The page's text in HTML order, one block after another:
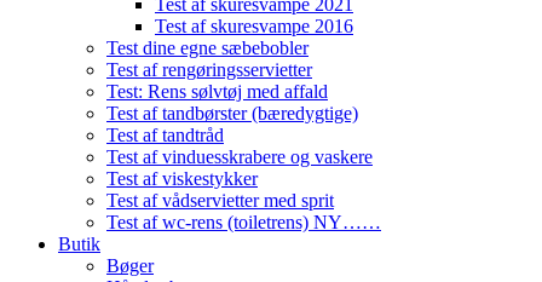
Test af skuresvampe 2016
Test dine egne sæbebobler
Test af rengøringsservietter
Test: Rens sølvtøj med affald
Test af tandbørster (bæredygtige)
Test af tandtråd
Test af vinduesskrabere og vaskere
Test af viskestykker
Test af vådservietter med sprit
Test af wc-rens (toiletrens) NY……
Butik
Bøger